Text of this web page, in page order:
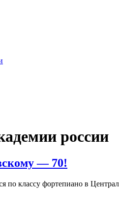
россии
— 70!
по классу фортепиано в